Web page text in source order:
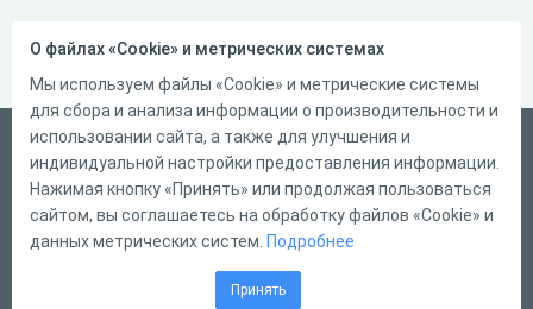
Русский
Справка
Форма обратной связи
О файлах «Cookie» и метрических системах
Мы используем файлы «Cookie» и метрические системы
для сбора и анализа информации о производительности и
использовании сайта, а также для улучшения и
индивидуальной настройки предоставления информации.
Нажимая кнопку «Принять» или продолжая пользоваться
сайтом, вы соглашаетесь на обработку файлов «Cookie» и
данных метрических систем. Подробнее
Принять